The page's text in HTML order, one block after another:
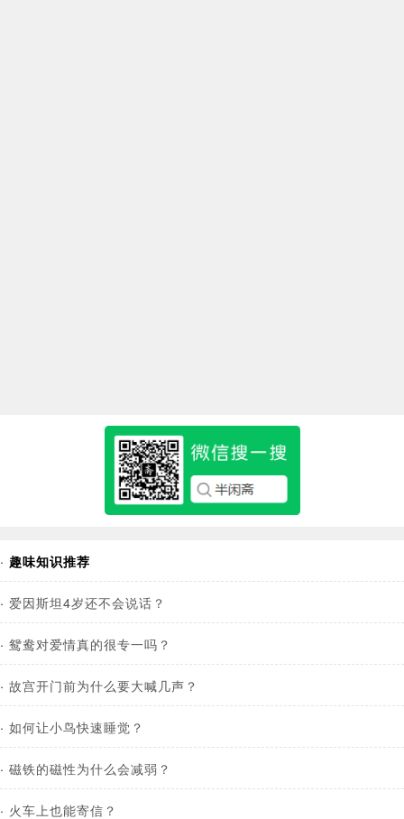
· 趣味知识推荐
· 爱因斯坦4岁还不会说话？
· 鸳鸯对爱情真的很专一吗？
· 故宫开门前为什么要大喊几声？
· 如何让小鸟快速睡觉？
· 磁铁的磁性为什么会减弱？
· 火车上也能寄信？